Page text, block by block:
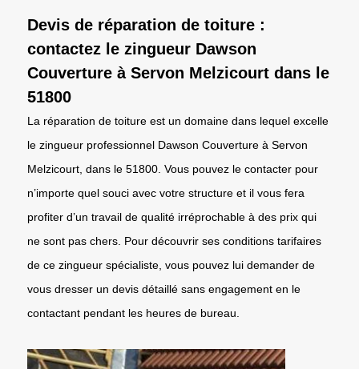
Devis de réparation de toiture :
contactez le zingueur Dawson
Couverture à Servon Melzicourt dans le
51800
La réparation de toiture est un domaine dans lequel excelle
le zingueur professionnel Dawson Couverture à Servon
Melzicourt, dans le 51800. Vous pouvez le contacter pour
n’importe quel souci avec votre structure et il vous fera
profiter d’un travail de qualité irréprochable à des prix qui
ne sont pas chers. Pour découvrir ses conditions tarifaires
de ce zingueur spécialiste, vous pouvez lui demander de
vous dresser un devis détaillé sans engagement en le
contactant pendant les heures de bureau.